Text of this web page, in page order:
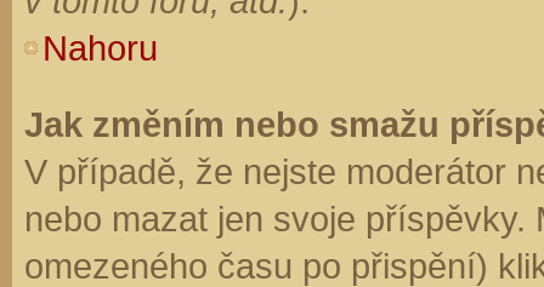
Nahoru
Jak změním nebo smažu
V případě, že nejste moderátor
nebo mazat jen svoje
omezeného času po přispění)